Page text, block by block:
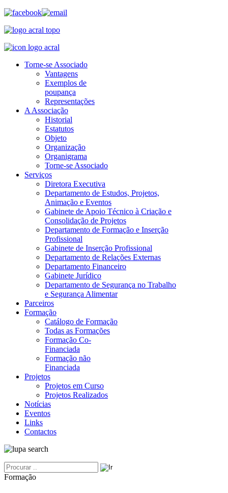
Torne-se Associado
Vantagens
Exemplos de
poupança
Representações
A Associação
Historial
Estatutos
Objeto
Organização
Organigrama
Torne-se Associado
Serviços
Diretora Executiva
Departamento de Estudos, Projetos,
Animação e Eventos
Gabinete de Apoio Técnico à Criação e
Consolidação de Projetos
Departamento de Formação e Inserção
Profissional
Gabinete de Inserção Profissional
Departamento de Relações Externas
Departamento Financeiro
Gabinete Jurídico
Departamento de Segurança no Trabalho
e Segurança Alimentar
Parceiros
Formação
Catálogo de Formação
Todas as Formações
Formação Co-
Financiada
Formação não
Financiada
Projetos
Projetos em Curso
Projetos Realizados
Notícias
Eventos
Links
Contactos
Formação